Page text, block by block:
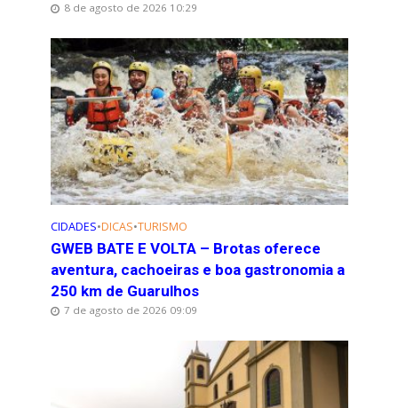
8 de agosto de 2026 10:29
CIDADES•DICAS•TURISMO
GWEB BATE E VOLTA – Brotas oferece
aventura, cachoeiras e boa gastronomia a
250 km de Guarulhos
7 de agosto de 2026 09:09